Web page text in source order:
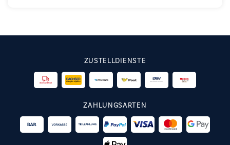
ZUSTELLDIENSTE
ZAHLUNGSARTEN